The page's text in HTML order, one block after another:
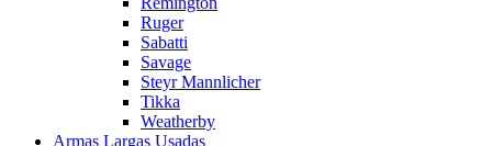
Ruger
Sabatti
Savage
Steyr Mannlicher
Tikka
Weatherby
Armas Largas Usadas